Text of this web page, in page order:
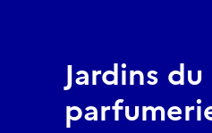
Jardins